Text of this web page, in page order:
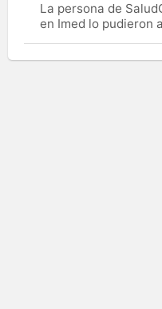
La persona de
en Imed lo pudieron